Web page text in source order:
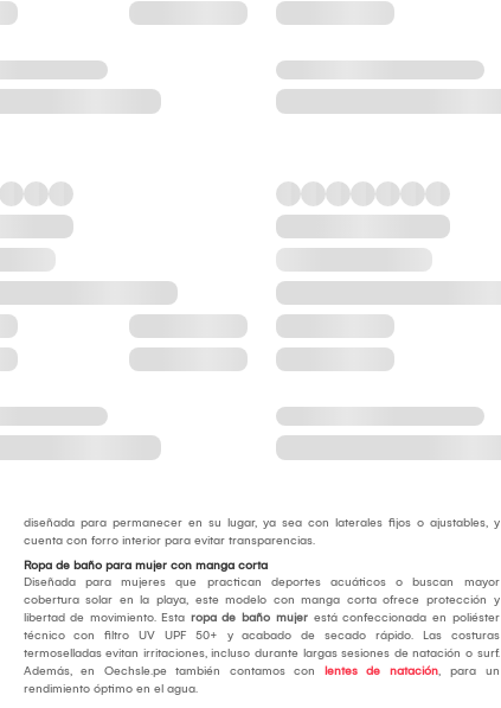
diseñada para permanecer en su lugar, ya sea con laterales fijos o ajustables, y
cuenta con forro interior para evitar transparencias.
Ropa de baño para mujer con manga corta
Diseñada para mujeres que practican deportes acuáticos o buscan mayor
cobertura solar en la playa, este modelo con manga corta ofrece protección y
libertad de movimiento. Esta ropa de baño mujer está confeccionada en poliéster
técnico con filtro UV UPF 50+ y acabado de secado rápido. Las costuras
termoselladas evitan irritaciones, incluso durante largas sesiones de natación o surf.
Además, en Oechsle.pe también contamos con
lentes de natación, para un
rendimiento óptimo en el agua.